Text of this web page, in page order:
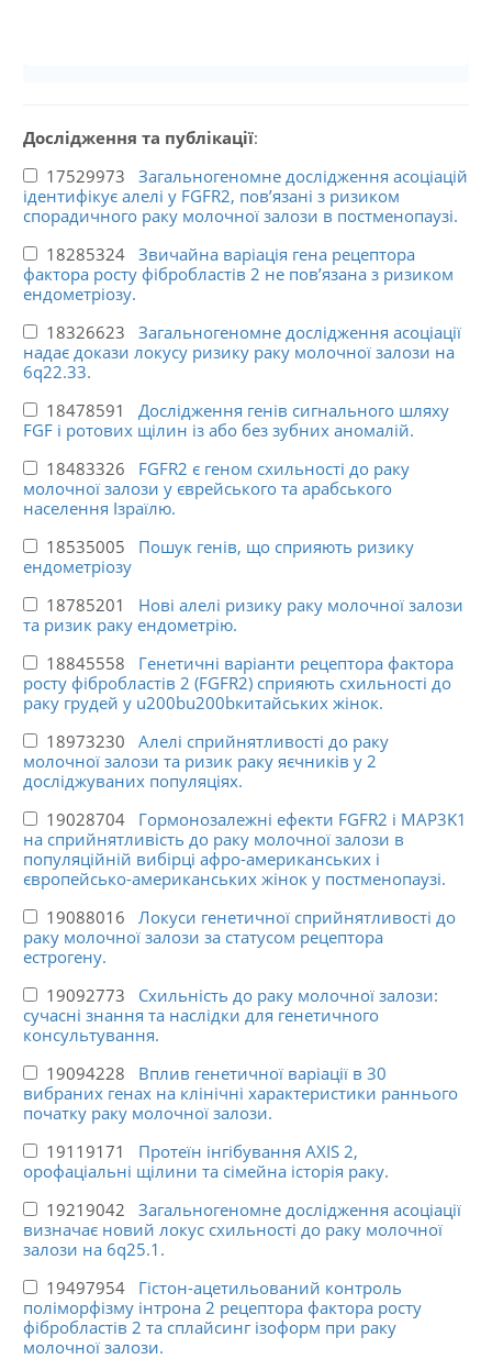
Дослідження та публікації:
17529973 Загальногеномне дослідження асоціацій
ідентифікує алелі у FGFR2, пов’язані з ризиком
спорадичного раку молочної залози в постменопаузі.
18285324 Звичайна варіація гена рецептора
фактора росту фібробластів 2 не пов’язана з ризиком
ендометріозу.
18326623 Загальногеномне дослідження асоціації
надає докази локусу ризику раку молочної залози на
6q22.33.
18478591 Дослідження генів сигнального шляху
FGF і ротових щілин із або без зубних аномалій.
18483326 FGFR2 є геном схильності до раку
молочної залози у єврейського та арабського
населення Ізраїлю.
18535005 Пошук генів, що сприяють ризику
ендометріозу
18785201 Нові алелі ризику раку молочної залози
та ризик раку ендометрію.
18845558 Генетичні варіанти рецептора фактора
росту фібробластів 2 (FGFR2) сприяють схильності до
раку грудей у u200bu200bкитайських жінок.
18973230 Алелі сприйнятливості до раку
молочної залози та ризик раку яєчників у 2
досліджуваних популяціях.
19028704 Гормонозалежні ефекти FGFR2 і MAP3K1
на сприйнятливість до раку молочної залози в
популяційній вибірці афро-американських і
європейсько-американських жінок у постменопаузі.
19088016 Локуси генетичної сприйнятливості до
раку молочної залози за статусом рецептора
естрогену.
19092773 Схильність до раку молочної залози:
сучасні знання та наслідки для генетичного
консультування.
19094228 Вплив генетичної варіації в 30
вибраних генах на клінічні характеристики раннього
початку раку молочної залози.
19119171 Протеїн інгібування AXIS 2,
орофаціальні щілини та сімейна історія раку.
19219042 Загальногеномне дослідження асоціації
визначає новий локус схильності до раку молочної
залози на 6q25.1.
19497954 Гістон-ацетильований контроль
поліморфізму інтрона 2 рецептора фактора росту
фібробластів 2 та сплайсинг ізоформ при раку
молочної залози.